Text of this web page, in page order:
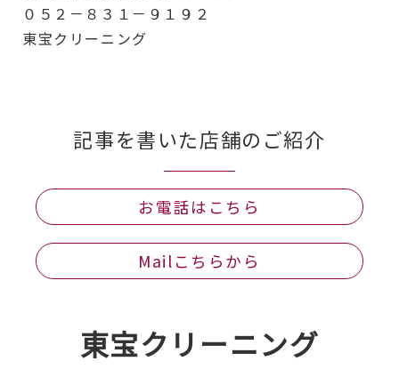
０５２－８３１－９１９２
東宝クリーニング
記事を書いた店舗のご紹介
お電話はこちら
Mailこちらから
東宝クリーニング